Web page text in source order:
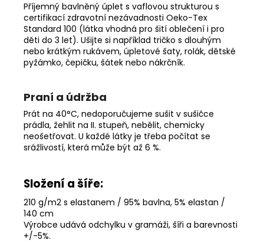
Příjemný bavlněný úplet s vaflovou strukturou s
certifikací zdravotní nezávadnosti Oeko-Tex
Standard 100 (látka vhodná pro šití oblečení i pro
děti do 3 let). Ušijte si například tričko s dlouhým
nebo krátkým rukávem, úpletové šaty, rolák, dětské
pyžámko, čepičku, šátek nebo nákrčník.
Praní a údržba
Prát na 40°C, nedoporučujeme sušit v sušičce
prádla, žehlit na II. stupeň, nebělit, chemicky
neošetřovat. U každé látky je třeba počítat se
srážlivostí, která může být až 6 %.
Složení a šíře:
210 g/m2 s elastanem / 95% bavlna, 5% elastan /
140 cm
Výrobce udává odchylku v gramáži, šíři a barevnosti
+/-5%.